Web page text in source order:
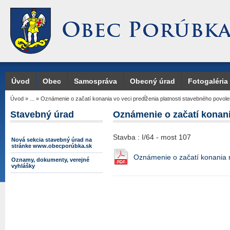
Úvod Obec Samospráva Obecný úrad Fotogaléria
Úvod » » Oznámenie o začatí konania vo veci predĺženia platnosti stavebného
Stavebný úrad
Nová sekcia stavebný úrad na
stránke www.obecporúbka.sk
Oznamy, dokumenty, verejné
vyhlášky
Oznámenie o začatí
Stavba : I/64 - most 107
Oznámenie o začatí konania